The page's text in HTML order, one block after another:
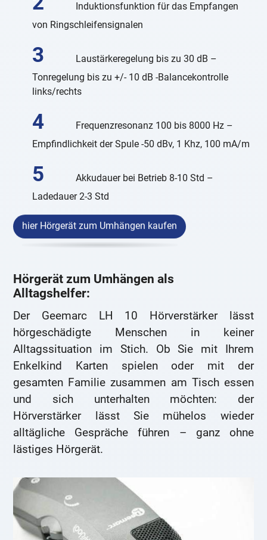
Induktionsfunktion für das Empfangen
von Ringschleifensignalen
Laustärkeregelung bis zu 30 dB –
Tonregelung bis zu +/- 10 dB -Balancekontrolle
links/rechts
Frequenzresonanz 100 bis 8000 Hz –
Empfindlichkeit der Spule -50 dBv, 1 Khz, 100 mA/m
Akkudauer bei Betrieb 8-10 Std –
Ladedauer 2-3 Std
hier Hörgerät zum Umhängen kaufen
Hörgerät zum Umhängen als
Alltagshelfer:
Der Geemarc LH 10 Hörverstärker lässt
hörgeschädigte Menschen in keiner
Alltagssituation im Stich. Ob Sie mit Ihrem
Enkelkind Karten spielen oder mit der
gesamten Familie zusammen am Tisch essen
und sich unterhalten möchten: der
Hörverstärker lässt Sie mühelos wieder
alltägliche Gespräche führen – ganz ohne
lästiges Hörgerät.